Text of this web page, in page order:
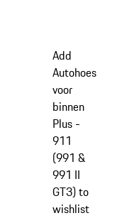
Add
Autohoes
voor
binnen
Plus -
911
(991 &
991 II
GT3) to
wishlist